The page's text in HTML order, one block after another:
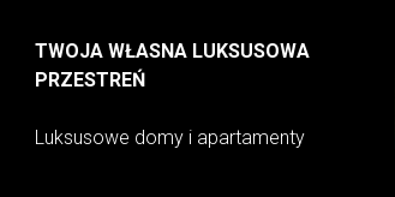
TWOJA WŁASNA LUKSUSOWA
PRZESTREŃ
Luksusowe domy i apartamenty